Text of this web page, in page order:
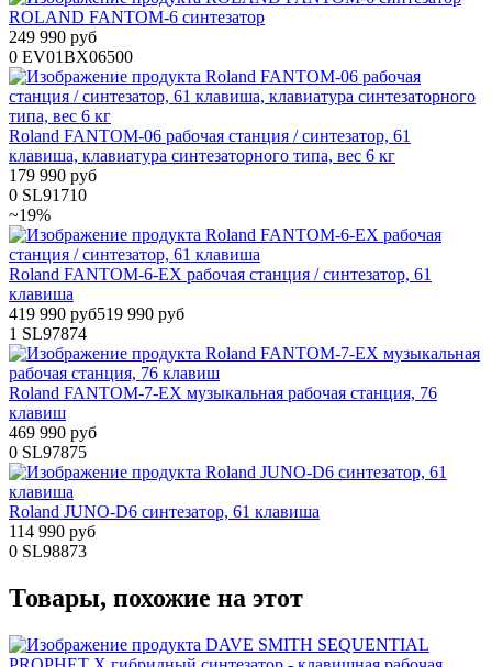
ROLAND FANTOM-6 синтезатор
249 990 руб
0 EV01BX06500
Roland FANTOM-06 рабочая станция / синтезатор, 61
клавиша, клавиатура синтезаторного типа, вес 6 кг
179 990 руб
0 SL91710
~19%
Roland FANTOM-6-EX рабочая станция / синтезатор, 61
клавиша
419 990 руб519 990 руб
1 SL97874
Roland FANTOM-7-EX музыкальная рабочая станция, 76
клавиш
469 990 руб
0 SL97875
Roland JUNO-D6 синтезатор, 61 клавиша
114 990 руб
0 SL98873
Товары, похожие на этот